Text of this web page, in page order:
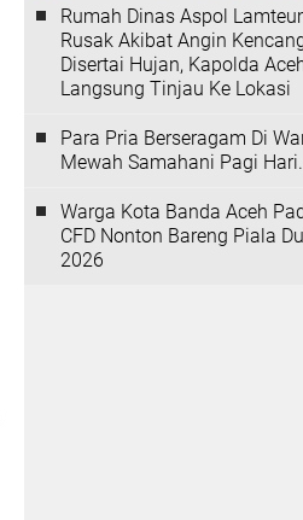
Rumah Dinas Aspol
Rusak Akibat Angin
Disertai Hujan, Kapolda
Langsung Tinjau Ke Lokasi
Para Pria Berseragam Di
Mewah Samahani Pagi Hari.
Warga Kota Banda Aceh
CFD Nonton Bareng Piala
2026